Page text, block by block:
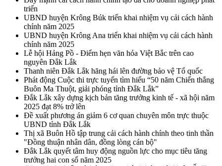
triển
UBND huyện Krông Búk triển khai nhiệm vụ cải cách hành
chính năm 2025
UBND huyện Krông Ana triển khai nhiệm vụ cải cách hành
chính năm 2025
Lễ hội Hảng Pồ - Điểm hẹn văn hóa Việt Bắc trên cao
nguyên Đắk Lắk
Thanh niên Đắk Lắk hăng hái lên đường bảo vệ Tổ quốc
Phát động Cuộc thi trực tuyến tìm hiểu “50 năm Chiến thắng
Buôn Ma Thuột, giải phóng tỉnh Đắk Lắk”
Đắk Lắk xây dựng kịch bản tăng trưởng kinh tế - xã hội năm
2025 đạt 8% trở lên
Đề xuất phương án giảm 6 cơ quan chuyên môn trực thuộc
UBND tỉnh Đắk Lắk
Thị xã Buôn Hồ tập trung cải cách hành chính theo tinh thần
"Đồng thuận nhân dân, đồng lòng cán bộ"
Đắk Lắk quyết tâm huy động nguồn lực cho mục tiêu tăng
trưởng hai con số năm 2025